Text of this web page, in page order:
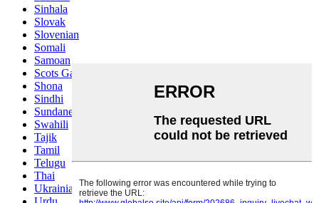
Sinhala
Slovak
Slovenian
Somali
Samoan
Scots Gaelic
Shona
Sindhi
Sundanese
Swahili
Tajik
Tamil
Telugu
Thai
Ukrainian